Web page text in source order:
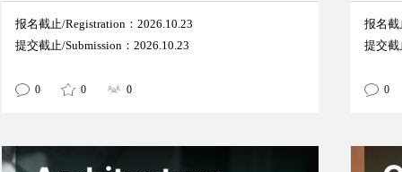
报名截止/Registration：2026.10.23
提交截止/Submission：2026.10.23
0 0 0
报名截
提交截
0